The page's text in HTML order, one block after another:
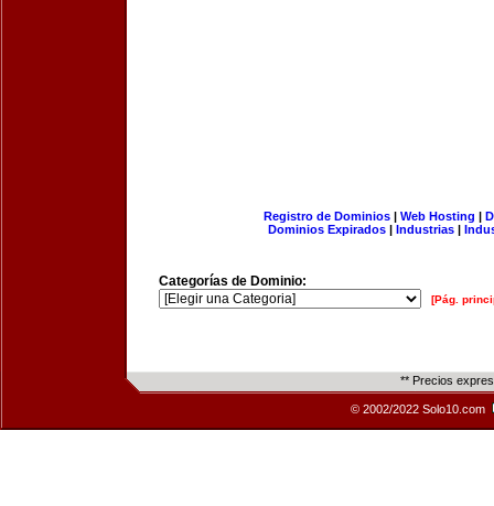
Registro de Dominios| Web Hosting |
Dominios Expirados | Industrias |
Categorías de Dominio:
[Pág.
** Precios
© 2002/2022 Solo10.com